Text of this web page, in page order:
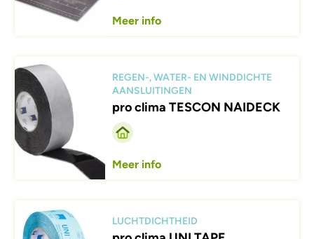
Meer info
Afbeelding
REGEN-, WATER- EN WINDDICHTE
AANSLUITINGEN
pro clima TESCON NAIDECK
Meer info
Afbeelding
LUCHTDICHTHEID